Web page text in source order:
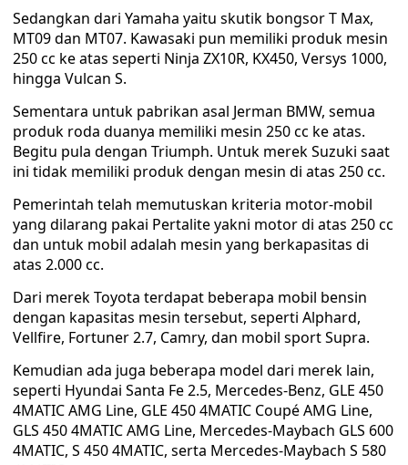
Sedangkan dari Yamaha yaitu skutik bongsor T Max,
MT09 dan MT07. Kawasaki pun memiliki produk mesin
250 cc ke atas seperti Ninja ZX10R, KX450, Versys 1000,
hingga Vulcan S.
Sementara untuk pabrikan asal Jerman BMW, semua
produk roda duanya memiliki mesin 250 cc ke atas.
Begitu pula dengan Triumph. Untuk merek Suzuki saat
ini tidak memiliki produk dengan mesin di atas 250 cc.
Pemerintah telah memutuskan kriteria motor-mobil
yang dilarang pakai Pertalite yakni motor di atas 250 cc
dan untuk mobil adalah mesin yang berkapasitas di
atas 2.000 cc.
Dari merek Toyota terdapat beberapa mobil bensin
dengan kapasitas mesin tersebut, seperti Alphard,
Vellfire, Fortuner 2.7, Camry, dan mobil sport Supra.
Kemudian ada juga beberapa model dari merek lain,
seperti Hyundai Santa Fe 2.5, Mercedes-Benz, GLE 450
4MATIC AMG Line, GLE 450 4MATIC Coupé AMG Line,
GLS 450 4MATIC AMG Line, Mercedes-Maybach GLS 600
4MATIC, S 450 4MATIC, serta Mercedes-Maybach S 580